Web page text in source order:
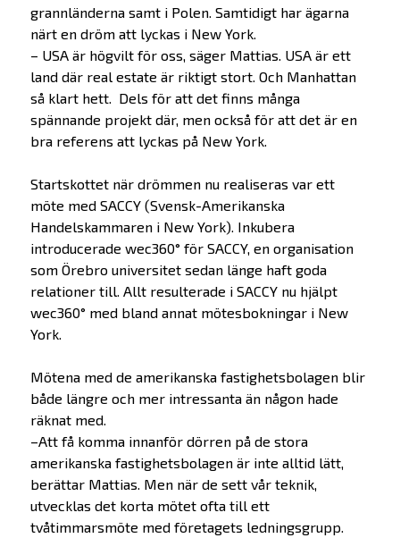
grannländerna samt i Polen. Samtidigt har ägarna
närt en dröm att lyckas i New York.
– USA är högvilt för oss, säger Mattias. USA är ett
land där real estate är riktigt stort. Och Manhattan
så klart hett. Dels för att det finns många
spännande projekt där, men också för att det är en
bra referens att lyckas på New York.
Startskottet när drömmen nu realiseras var ett
möte med SACCY (Svensk-Amerikanska
Handelskammaren i New York). Inkubera
introducerade wec360° för SACCY, en organisation
som Örebro universitet sedan länge haft goda
relationer till. Allt resulterade i SACCY nu hjälpt
wec360° med bland annat mötesbokningar i New
York.
Mötena med de amerikanska fastighetsbolagen blir
både längre och mer intressanta än någon hade
räknat med.
–Att få komma innanför dörren på de stora
amerikanska fastighetsbolagen är inte alltid lätt,
berättar Mattias. Men när de sett vår teknik,
utvecklas det korta mötet ofta till ett
tvåtimmarsmöte med företagets ledningsgrupp.